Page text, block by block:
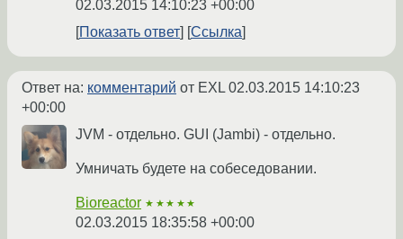
02.03.2015 14:10:23 +00:00
Показать ответ
Ссылка
Ответ на: комментарий от EXL02.03.2015 14:10:23
+00:00
JVM - отдельно. GUI (Jambi) - отдельно.
Умничать будете на собеседовании.
Bioreactor ★★★★★
02.03.2015 18:35:58 +00:00